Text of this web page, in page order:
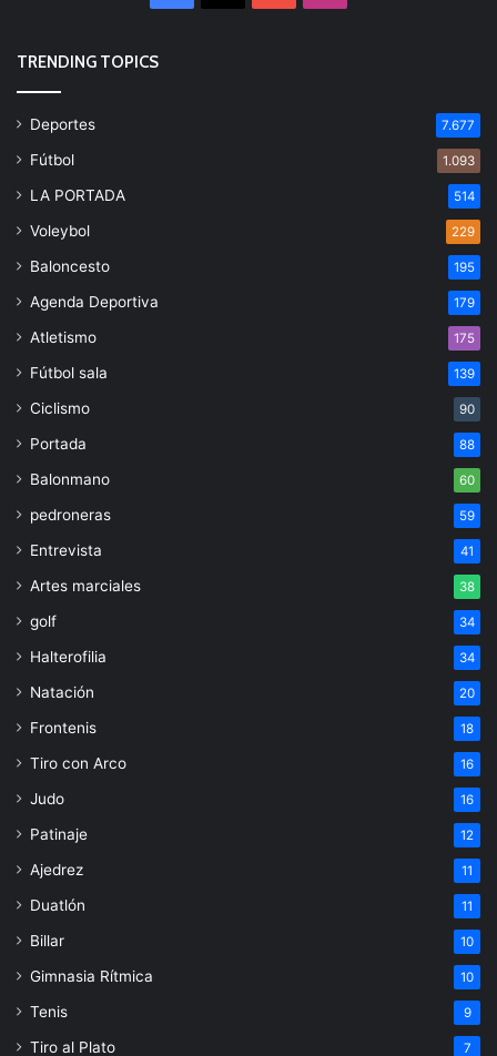
TRENDING TOPICS
Deportes 7.677
Fútbol 1.093
LA PORTADA 514
Voleybol 229
Baloncesto 195
Agenda Deportiva 179
Atletismo 175
Fútbol sala 139
Ciclismo 90
Portada 88
Balonmano 60
pedroneras 59
Entrevista 41
Artes marciales 38
golf 34
Halterofilia 34
Natación 20
Frontenis 18
Tiro con Arco 16
Judo 16
Patinaje 12
Ajedrez 11
Duatlón 11
Billar 10
Gimnasia Rítmica 10
Tenis 9
Tiro al Plato 7